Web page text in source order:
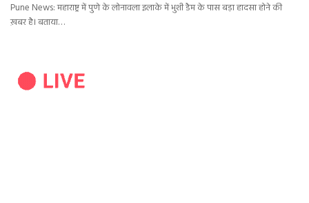
Pune News: महाराष्ट्र में पुणे के लोनावला इलाके में भुशी डैम के पास बड़ा हादसा होने की
ख़बर है। बताया…